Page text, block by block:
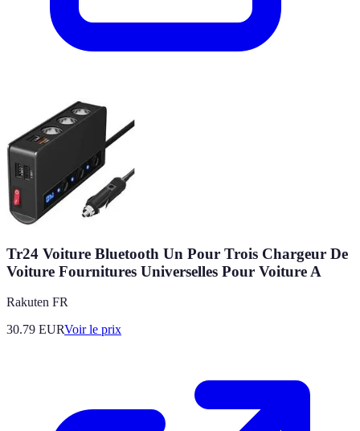
Tr24 Voiture Bluetooth Un Pour Trois Chargeur De
Voiture Fournitures Universelles Pour Voiture A
Rakuten FR
30.79 EURVoir le prix